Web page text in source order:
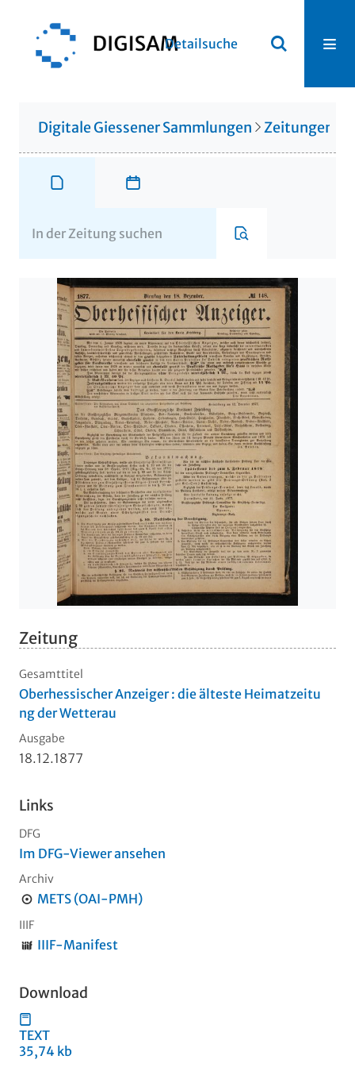
Detailsuche
Digitale Giessener Sammlungen Zeitungen
Zeitung
Gesamttitel
Oberhessischer Anzeiger : die älteste Heimatzeitu
ng der Wetterau
Ausgabe
18.12.1877
Links
DFG
Im DFG-Viewer ansehen
Archiv
METS (OAI-PMH)
IIIF
IIIF-Manifest
Download
TEXT
35,74 kb